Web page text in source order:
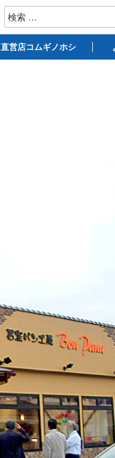
検
索:
直営店コムギノホシ